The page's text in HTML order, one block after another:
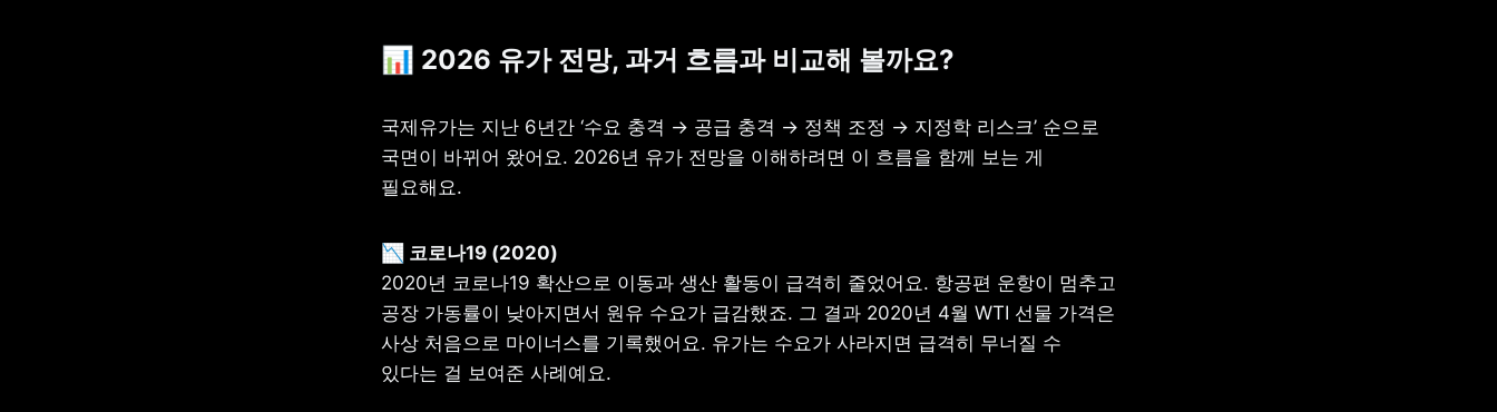
📊 2026 유가 전망, 과거 흐름과 비교해 볼까요?
국제유가는 지난 6년간 ‘수요 충격 → 공급 충격 → 정책 조정 → 지정학 리스크’ 순으로
국면이 바뀌어 왔어요. 2026년 유가 전망을 이해하려면 이 흐름을 함께 보는 게
필요해요.
2020년 코로나19 확산으로 이동과 생산 활동이 급격히 줄었어요. 항공편 운항이 멈추고
공장 가동률이 낮아지면서 원유 수요가 급감했죠. 그 결과 2020년 4월 WTI 선물 가격은
사상 처음으로 마이너스를 기록했어요. 유가는 수요가 사라지면 급격히 무너질 수
있다는 걸 보여준 사례예요.